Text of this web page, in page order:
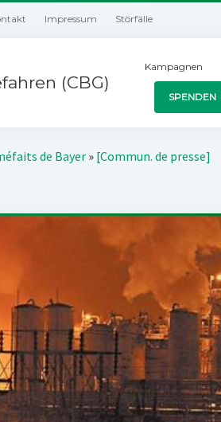
Impressum Störfälle
(CBG)
Kampagnen
SPENDEN
de Bayer » [Commun. de presse]